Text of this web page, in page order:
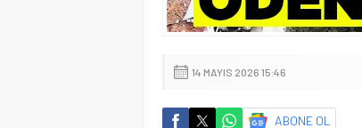
14 MAYIS 2026 15:46
ABONE OL